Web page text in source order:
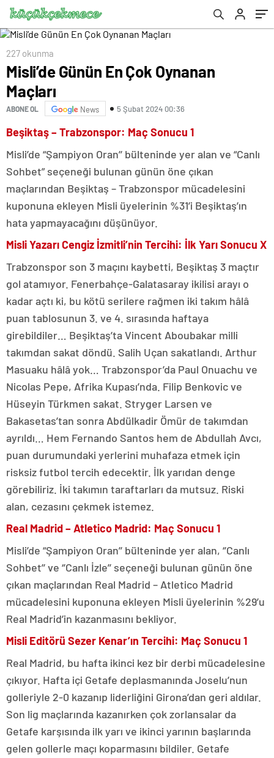
227 okunma
Misli’de Günün En Çok Oynanan
Maçları
ABONE OL News 5 Şubat 2024 00:36
Beşiktaş – Trabzonspor: Maç Sonucu 1
Misli’de “Şampiyon Oran’’ bülteninde yer alan ve “Canlı
Sohbet” seçeneği bulunan günün öne çıkan
maçlarından Beşiktaş – Trabzonspor mücadelesini
kuponuna ekleyen Misli üyelerinin %31’i Beşiktaş’ın
hata yapmayacağını düşünüyor.
Misli Yazarı Cengiz İzmitli’nin Tercihi: İlk Yarı Sonucu X
Trabzonspor son 3 maçını kaybetti, Beşiktaş 3 maçtır
gol atamıyor. Fenerbahçe-Galatasaray ikilisi arayı o
kadar açtı ki, bu kötü serilere rağmen iki takım hâlâ
puan tablosunun 3. ve 4. sırasında haftaya
girebildiler… Beşiktaş’ta Vincent Aboubakar milli
takımdan sakat döndü. Salih Uçan sakatlandı. Arthur
Masuaku hâlâ yok… Trabzonspor’da Paul Onuachu ve
Nicolas Pepe, Afrika Kupası’nda. Filip Benkovic ve
Hüseyin Türkmen sakat. Stryger Larsen ve
Bakasetas’tan sonra Abdülkadir Ömür de takımdan
ayrıldı… Hem Fernando Santos hem de Abdullah Avcı,
puan durumundaki yerlerini muhafaza etmek için
risksiz futbol tercih edecektir. İlk yarıdan denge
görebiliriz. İki takımın taraftarları da mutsuz. Riski
alan, cezasını çekmek istemez.
Real Madrid – Atletico Madrid: Maç Sonucu 1
Misli’de “Şampiyon Oran’’ bülteninde yer alan, ‘’Canlı
Sohbet’’ ve ‘’Canlı İzle’’ seçeneği bulunan günün öne
çıkan maçlarından Real Madrid – Atletico Madrid
mücadelesini kuponuna ekleyen Misli üyelerinin %29’u
Real Madrid’in kazanmasını bekliyor.
Misli Editörü Sezer Kenar’ın Tercihi: Maç Sonucu 1
Real Madrid, bu hafta ikinci kez bir derbi mücadelesine
çıkıyor. Hafta içi Getafe deplasmanında Joselu’nun
golleriyle 2-0 kazanıp liderliğini Girona’dan geri aldılar.
Son lig maçlarında kazanırken çok zorlansalar da
Getafe karşısında ilk yarı ve ikinci yarının başlarında
gelen gollerle maçı koparmasını bildiler. Getafe